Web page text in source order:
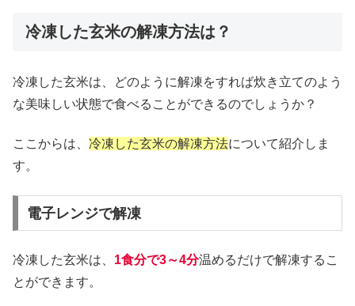
冷凍した玄米の解凍方法は？
冷凍した玄米は、どのように解凍をすれば炊き立てのよう
な美味しい状態で食べることができるのでしょうか？
ここからは、 冷凍した玄米の解凍方法について紹介しま
す。
電子レンジで解凍
冷凍した玄米は、 1食分で3～4分温めるだけで解凍するこ
とができます。